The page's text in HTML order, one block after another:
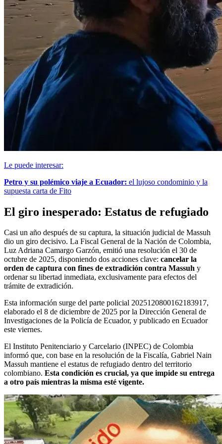
Le puede interesar:
Petro y su polémico viaje a Ecuador: el lujoso condominio y la
supuesta carta de Fito
El giro inesperado: Estatus de refugiado
Casi un año después de su captura, la situación judicial de Massuh
dio un giro decisivo. La Fiscal General de la Nación de Colombia,
Luz Adriana Camargo Garzón, emitió una resolución el 30 de
octubre de 2025, disponiendo dos acciones clave: cancelar la
orden de captura con fines de extradición contra Massuh y
ordenar su libertad inmediata, exclusivamente para efectos del
trámite de extradición.
Esta información surge del parte policial 2025120800162183917,
elaborado el 8 de diciembre de 2025 por la Dirección General de
Investigaciones de la Policía de Ecuador, y publicado en Ecuador
este viernes.
El Instituto Penitenciario y Carcelario (INPEC) de Colombia
informó que, con base en la resolución de la Fiscalía, Gabriel Nain
Massuh mantiene el estatus de refugiado dentro del territorio
colombiano. Esta condición es crucial, ya que impide su entrega
a otro país mientras la misma esté vigente.